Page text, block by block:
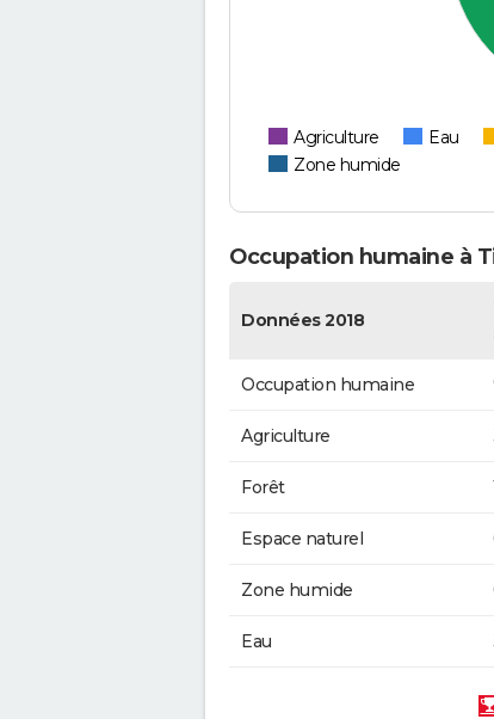
Agriculture Eau
Zone humide
Occupation humaine à
Données 2018
Occupation humaine
Agriculture
Forêt
Espace naturel
Zone humide
Eau